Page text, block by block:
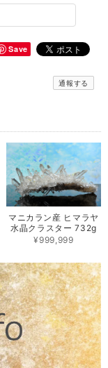
Save
通報する
マニカラン産 ヒマラヤ
水晶クラスター 732g
¥999,999